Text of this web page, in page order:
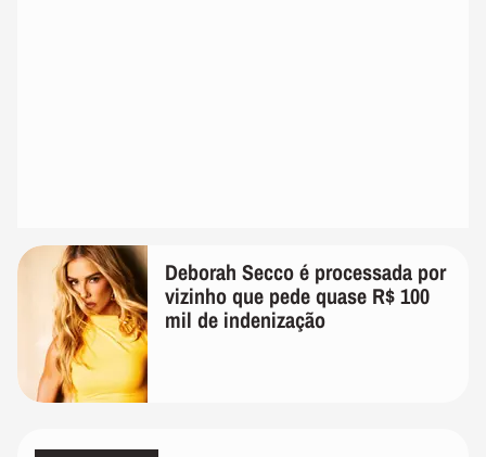
Deborah Secco é processada por
vizinho que pede quase R$ 100
mil de indenização